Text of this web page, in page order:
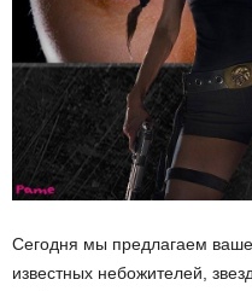
Сегодня мы предлагаем
известных небожителей,